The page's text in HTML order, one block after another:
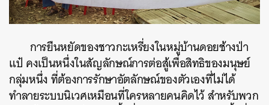
การยืนหยัดของชาวกะเหรี่ยงในหมู่บ้านดอยช้างป่า
แป๋ คงเป็นหนึ่งในสัญลักษณ์การต่อสู้เพื่อสิทธิของมนุษย์
กลุ่มหนึ่ง ที่ต้องการรักษาอัตลักษณ์ของตัวเองที่ไม่ได้
ทำลายระบบนิเวศเหมือนที่ใครหลายคนคิดไว้ สำหรับพวก